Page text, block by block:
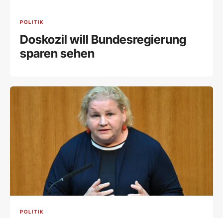
POLITIK
Doskozil will Bundesregierung
sparen sehen
POLITIK